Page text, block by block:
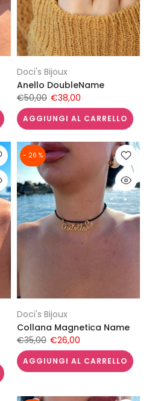
Doci's Bijoux
Anello DoubleName
€50,00 €38,00
AGGIUNGI AL CARRELLO
- 26 %
Doci's Bijoux
Collana Magnetica Name
€35,00 €26,00
AGGIUNGI AL CARRELLO